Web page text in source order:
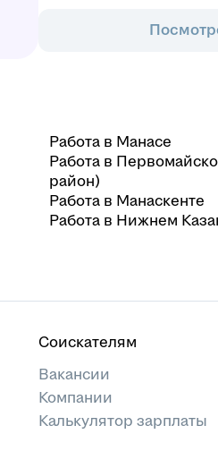
Работа в Манасе
Работа в
район)
Работа в Манаскенте
Работа в Нижнем
Соискателям
Вакансии
Компании
Калькулятор зарплаты